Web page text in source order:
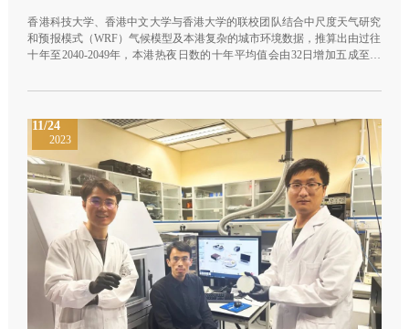
香港科技大学、香港中文大学与香港大学的联校团队结合中尺度天气研究
和预报模式（WRF）气候模型及本港复杂的城市环境数据，推算出由过往
十年至2040-2049年，本港热夜日数的十年平均值会由32日增加五成至约
民健康有莫大影响，促请政府更积极制定应对极端天气的相关政策，并呼
11/24
2023